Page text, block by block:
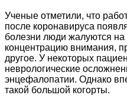
Ученые отметили, что
после коронавируса
болезни люди жалуются
концентрацию внимания,
другое. У некоторых
неврологические
энцефалопатии. Однако
такой большой когорты.